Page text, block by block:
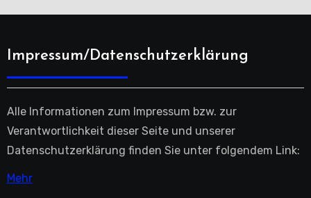
Impressum/Datenschutzerklärung
Alle Informationen zum Impressum bzw. zur
Verantwortlichkeit dieser Seite und unserer
Datenschutzerklärung finden Sie unter folgendem Link:
Mehr